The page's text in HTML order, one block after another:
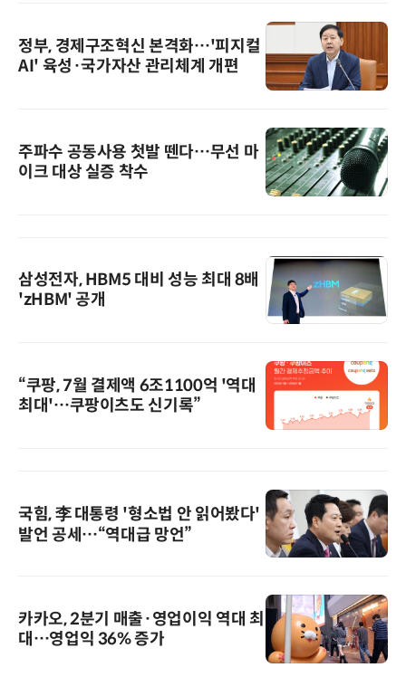
정부, 경제구조혁신 본격화…'피지컬
AI' 육성·국가자산 관리체계 개편
주파수 공동사용 첫발 뗀다…무선 마
이크 대상 실증 착수
삼성전자, HBM5 대비 성능 최대 8배
'zHBM' 공개
“쿠팡, 7월 결제액 6조1100억 '역대
최대'…쿠팡이츠도 신기록”
국힘, 李 대통령 '형소법 안 읽어봤다'
발언 공세…“역대급 망언”
카카오, 2분기 매출·영업이익 역대 최
대…영업익 36% 증가